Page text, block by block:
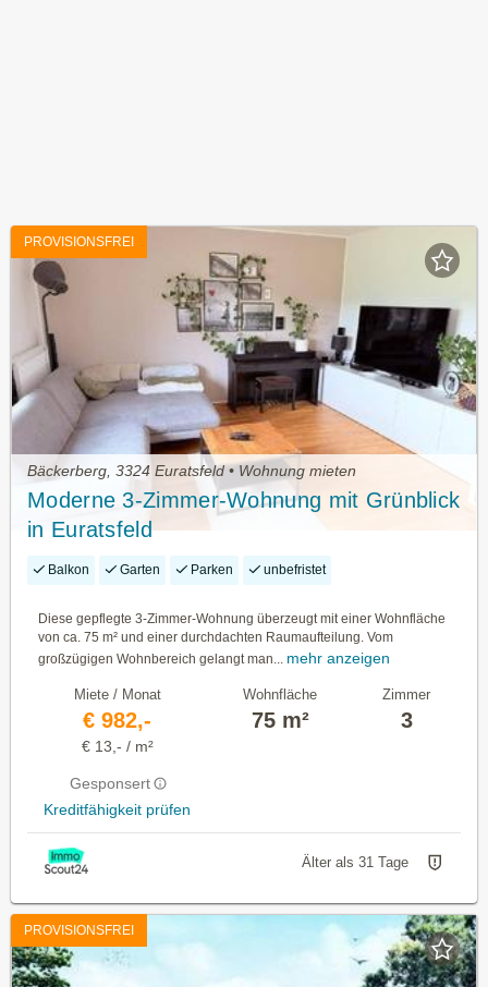
PROVISIONSFREI
Bäckerberg, 3324 Euratsfeld • Wohnung mieten
Moderne 3-Zimmer-Wohnung mit Grünblick
in Euratsfeld
Balkon Garten Parken unbefristet
Diese gepflegte 3-Zimmer-Wohnung überzeugt mit einer Wohnfläche
von ca. 75 m² und einer durchdachten Raumaufteilung. Vom
großzügigen Wohnbereich gelangt man... mehr anzeigen
Miete / Monat
€ 982,-
€ 13,- / m²
Gesponsert
Kreditfähigkeit prüfen
Wohnfläche
75 m²
Zimmer
3
Älter als 31 Tage
PROVISIONSFREI